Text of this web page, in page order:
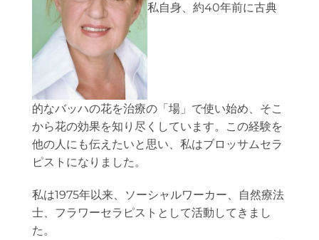
私自身、約40年前に古典
的なバッハの花を治療の「場」で使い始め、そこ
から花の効果を知り尽くしています。この経験を
他の人にも伝えたいと思い、私はブロッサムセラ
ピストになりました。
私は1975年以来、ソーシャルワーカー、自然療法
士、フラワーセラピストとして活動してきまし
た。